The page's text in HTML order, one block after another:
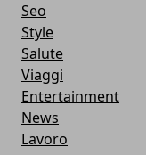
Seo
Style
Salute
Viaggi
Entertainment
News
Lavoro